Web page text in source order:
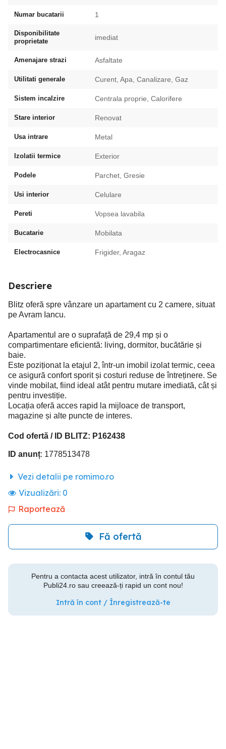
Numar bucatarii 1
Disponibilitate
proprietate
imediat
Amenajare strazi Asfaltate
Utilitati generale Curent, Apa, Canalizare, Gaz
Sistem incalzire Centrala proprie, Calorifere
Stare interior Renovat
Usa intrare Metal
Izolatii termice Exterior
Podele Parchet, Gresie
Usi interior Celulare
Pereti Vopsea lavabila
Bucatarie Mobilata
Electrocasnice Frigider, Aragaz
Descriere
Blitz oferă spre vânzare un apartament cu 2 camere, situat
pe Avram Iancu.
Apartamentul are o suprafață de 29,4 mp și o
compartimentare eficientă: living, dormitor, bucătărie și
baie.
Este poziționat la etajul 2, într-un imobil izolat termic, ceea
ce asigură confort sporit și costuri reduse de întreținere. Se
vinde mobilat, fiind ideal atât pentru mutare imediată, cât și
pentru investiție.
Locația oferă acces rapid la mijloace de transport,
magazine și alte puncte de interes.
Cod ofertă / ID BLITZ: P162438
ID anunț: 1778513478
Vezi detalii pe romimo.ro
Vizualizări: 0
Raportează
Fă ofertă
Pentru a contacta acest utilizator, intră în contul tău
Publi24.ro sau creează-ți rapid un cont nou!
Intră în cont / Înregistrează-te